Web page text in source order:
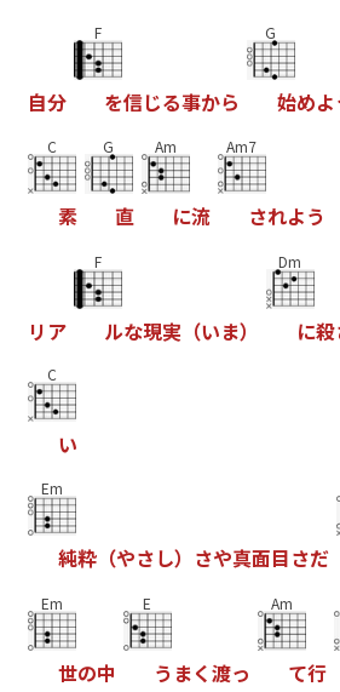
自分
F
を信じる事から
G
始めよ
C
素
G
直
Am
に流
Am7
されよう
リ ア
F
ルな現実 （いま）
Dm
に殺
C
い
Em
純粋（やさし） さや真面目さだ
Em
世の中
E
う まく渡っ
Am
て行